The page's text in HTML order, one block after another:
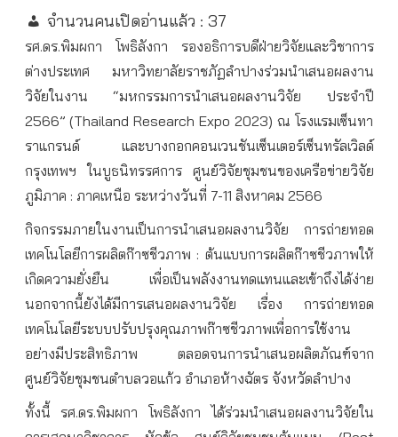
จำนวนคนเปิดอ่านแล้ว : 37
รศ.ดร.พิมผกา โพธิลังกา
รองอธิการบดีฝ่ายวิจัยและวิชาการ
ต่างประเทศ
มหาวิทยาลัยราชภัฏลำปางร่วมนำเสนอผลงาน
วิจัยในงาน “มหกรรมการนำเสนอผลงานวิจัย
ประจำปี
2566” (Thailand Research Expo 2023) ณ โรงแรมเซ็นทา
ราแกรนด์
และบางกอกคอนเวนชันเซ็นเตอร์เซ็นทรัลเวิลด์
กรุงเทพฯ
ในบูธนิทรรศการ
ศูนย์วิจัยชุมชนของเครือข่ายวิจัย
ภูมิภาค : ภาคเหนือ ระหว่างวันที่ 7-11 สิงหาคม 2566
กิจกรรมภายในงานเป็นการนำเสนอผลงานวิจัย
การถ่ายทอด
เทคโนโลยีการผลิตก๊าซชีวภาพ : ต้นแบบการผลิตก๊าซชีวภาพให้
เกิดความยั่งยืน
เพื่อเป็นพลังงานทดแทนและเข้าถึงได้ง่าย
นอกจากนี้ยังได้มีการเสนอผลงานวิจัย
เรื่อง
การถ่ายทอด
เทคโนโลยีระบบปรับปรุงคุณภาพก๊าซชีวภาพเพื่อการใช้งาน
อย่างมีประสิทธิภาพ
ตลอดจนการนำเสนอผลิตภัณฑ์จาก
ศูนย์วิจัยชุมชนตำบลวอแก้ว อำเภอห้างฉัตร จังหวัดลำปาง
ทั้งนี้
รศ.ดร.พิมผกา โพธิลังกา
ได้ร่วมนำเสนอผลงานวิจัยใน